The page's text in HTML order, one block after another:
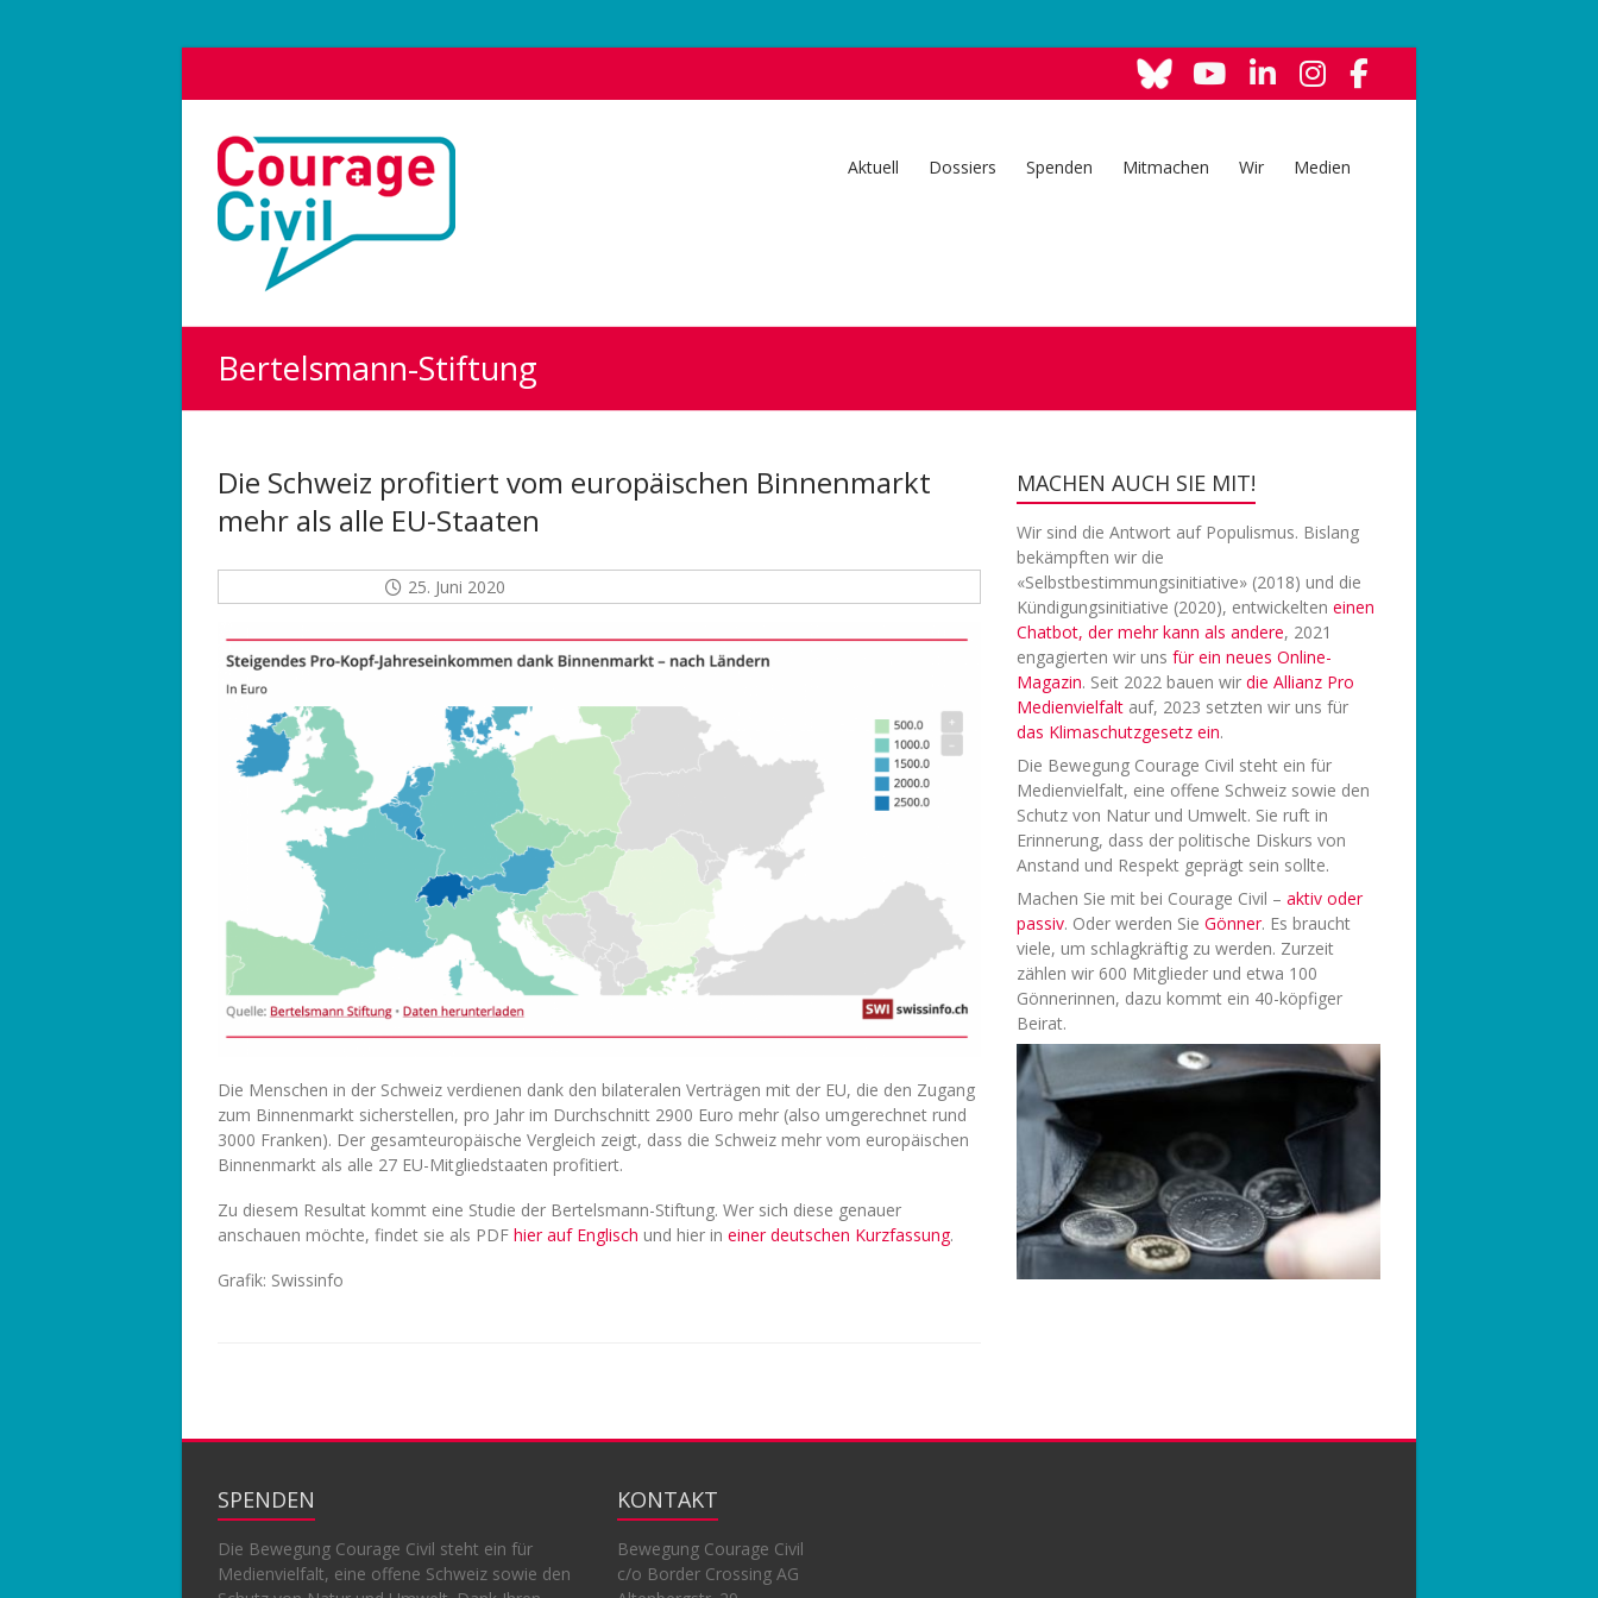
Courage
Civil
Weil
Demokratie
Aktuell Dossiers Spenden Mitmachen Wir Medien
Bertelsmann-Stiftung
Die Schweiz profitiert vom europäischen Binnenmarkt
mehr als alle EU-Staaten
25. Juni 2020
Die Menschen in der Schweiz verdienen dank den bilateralen Verträgen mit der EU, die den Zugang
zum Binnenmarkt sicherstellen, pro Jahr im Durchschnitt 2900 Euro mehr (also umgerechnet rund
3000 Franken). Der gesamteuropäische Vergleich zeigt, dass die Schweiz mehr vom europäischen
Binnenmarkt als alle 27 EU-Mitgliedstaaten profitiert.
Zu diesem Resultat kommt eine Studie der Bertelsmann-Stiftung. Wer sich diese genauer
anschauen möchte, findet sie als PDF hier auf Englisch und hier in einer deutschen Kurzfassung.
Grafik: Swissinfo
MACHEN AUCH SIE MIT!
Wir sind die Antwort auf Populismus. Bislang
bekämpften wir die
«Selbstbestimmungsinitiative» (2018) und die
Kündigungsinitiative (2020), entwickelteneinen
Chatbot, der mehr kann als andere, 2021
engagierten wir unsfür ein neues Online-
Magazin. Seit 2022 bauen wirdie Allianz Pro
Medienvielfalt auf, 2023 setzten wir uns für
das Klimaschutzgesetz ein.
Die Bewegung Courage Civil steht ein für
Medienvielfalt, eine offene Schweiz sowie den
Schutz von Natur und Umwelt. Sie ruft in
Erinnerung, dass der politische Diskurs von
Anstand und Respekt geprägt sein sollte.
Machen Sie mit bei Courage Civil –aktiv oder
passiv. Oder werden SieGönner. Es braucht
viele, um schlagkräftig zu werden. Zurzeit
zählen wir 600 Mitglieder und etwa 100
Gönnerinnen, dazu kommt ein 40-köpfiger
Beirat.
SPENDEN
Die Bewegung Courage Civil steht ein für
Medienvielfalt, eine offene Schweiz sowie den
KONTAKT
Bewegung Courage Civil
c/o Border Crossing AG